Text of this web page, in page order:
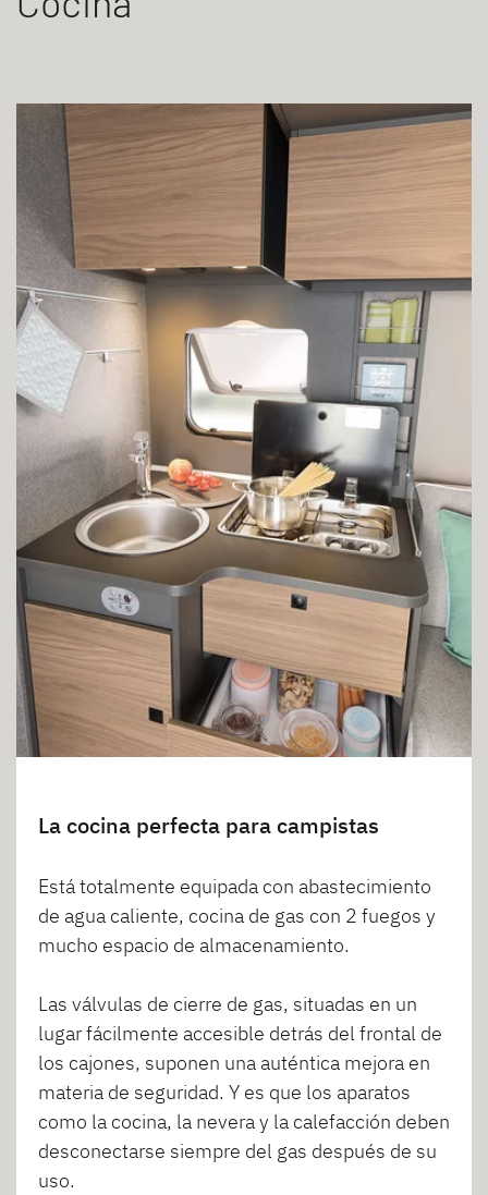
La cocina perfecta para campistas
Está totalmente equipada con abastecimiento
de agua caliente, cocina de gas con 2 fuegos y
mucho espacio de almacenamiento.
Las válvulas de cierre de gas, situadas en un
lugar fácilmente accesible detrás del frontal de
los cajones, suponen una auténtica mejora en
materia de seguridad. Y es que los aparatos
como la cocina, la nevera y la calefacción deben
desconectarse siempre del gas después de su
uso.